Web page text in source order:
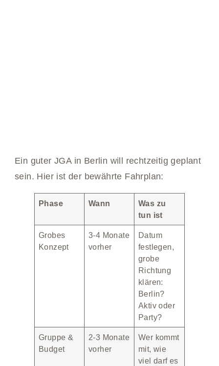
Ein guter JGA in Berlin will rechtzeitig geplant
sein. Hier ist der bewährte Fahrplan:
Phase Wann
Was zu
tun ist
Grobes
Konzept
3-4 Monate
vorher
Datum
festlegen,
grobe
Richtung
klären:
Berlin?
Aktiv oder
Party?
Gruppe &
Budget
2-3 Monate
vorher
Wer kommt
mit, wie
viel darf es